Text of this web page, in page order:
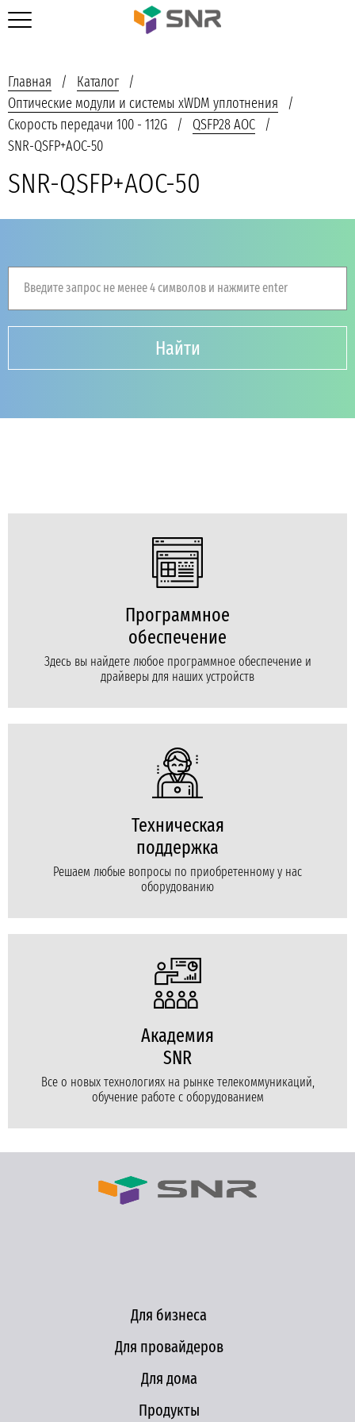
Главная
Каталог
Оптические модули и системы xWDM уплотнения
Скорость передачи 100 - 112G
QSFP28 AOC
SNR-QSFP+AOC-50
SNR-QSFP+AOC-50
Введите запрос не менее 4 символов и нажмите enter
Найти
Программное
обеспечение
Здесь вы найдете любое программное обеспечение и
драйверы для наших устройств
Техническая
поддержка
Решаем любые вопросы по приобретенному у нас
оборудованию
Академия
SNR
Все о новых технологиях на рынке телекоммуникаций,
обучение работе с оборудованием
Для бизнеса
Для провайдеров
Для дома
Продукты